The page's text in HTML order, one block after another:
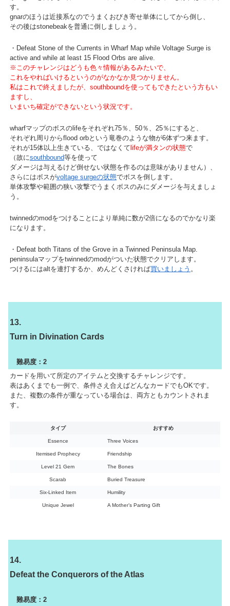
す。
gnarのほうは近接系なのでうまくおびき寄せ単体にしてから倒し、
その後はstonebeakを普通に倒しましょう。
・Defeat Stone of the Currents in Wharf Map while Voltage Surge is
active and while at least 15 Flood Orbs are alive.
※このチャレンジはどうも色々情報があるみたいで、
これをやればいけるというのがなかなか見つかりません。
私はこれで終えましたが、southboundを使ってもできたという方もい
ますし、
いまいち確定ができないという状況です。
wharfマップのボスのlifeをそれぞれ75％、50％、25％にすると、
それぞれ周りからflood orbという竜巻のような物が6体ずつ来ます。
それが15体以上生きている、ではなくて lifeが満タンの状態で
（故にsouthbound等を使って
ダメージは与えるけど倒せない状態を作るのは意味がありません）、
さらにはボスがvoltage surgeの状態でボスを倒します。
単体攻撃や範囲の狭い攻撃でうまくボスのみにダメージを与えましょ
う。
twinnedのmodをつけることにより単純に数が2倍になるのでかなり楽
になります。
・Defeat both Titans of the Grove in a Twinned Peninsula Map.
peninsulaマップをtwinnedのmodがついた状態でクリアします。
つけるにはaltを連打するか、めんどくさければ買いましょう 。
13.
Turn in Divination Cards
難易度：2
カードを用いて所定のアイテムと交換するチャレンジです。
表はあくまでも一例で、条件さえ合えばどんなカードでもOKです。
また、複数の条件が重なっている場合は、両方ともカウントされま
す。
タイプ おすすめ
Essence Three Voices
Itemised Prophecy Friendship
Level 21 Gem The Bones
Scarab Buried Treasure
Six-Linked Item Humility
Unique Jewel A Mother’s Parting Gift
14.
Defeat the Conquerors of the Atlas
難易度：2